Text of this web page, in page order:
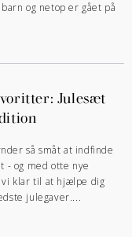
og netop er gået på
Julesæt
så småt at indfinde
- og med otte nye
klar til at hjælpe dig
julegaver....